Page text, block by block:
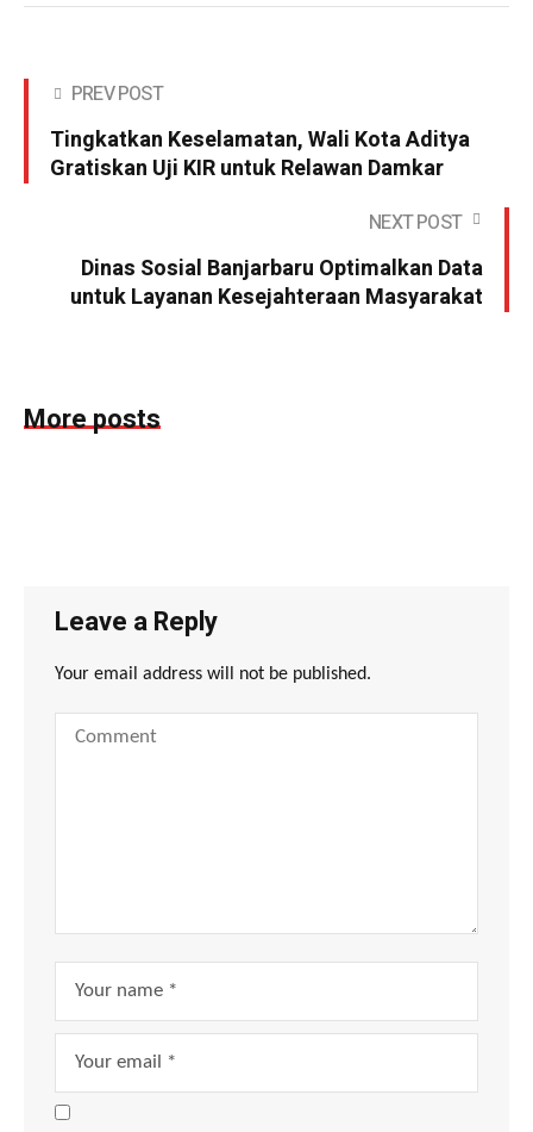
PREV POST
Tingkatkan Keselamatan, Wali Kota Aditya
Gratiskan Uji KIR untuk Relawan Damkar
NEXT POST
Dinas Sosial Banjarbaru Optimalkan Data
untuk Layanan Kesejahteraan Masyarakat
More posts
Leave a Reply
Your email address will not be published.